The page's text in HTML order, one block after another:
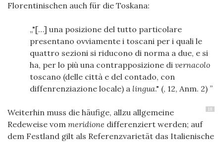
Florentinischen auch für die Toskana:
"[…] una posizione del tutto particolare
presentano ovviamente i toscani per i quali le
quattro sezioni si riducono di norma a due, e si
ha, per lo più una contrapposizione di vernacolo
toscano (delle città e del contado, con
diffenrenziazione locale) a lingua." (, 12, Anm. 2)
18
Weiterhin muss die häufige, allzu allgemeine
Redeweise vom meridione differenziert werden; auf
dem Festland gilt als Referenzvarietät das Italienische